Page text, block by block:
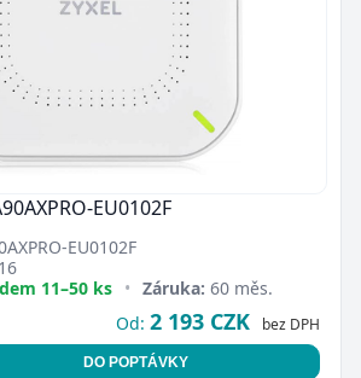
EU0102F
EU0102F
11–50 ks • Záruka: 60 měs.
Od: 2 193 CZK bez DPH
DO POPTÁVKY